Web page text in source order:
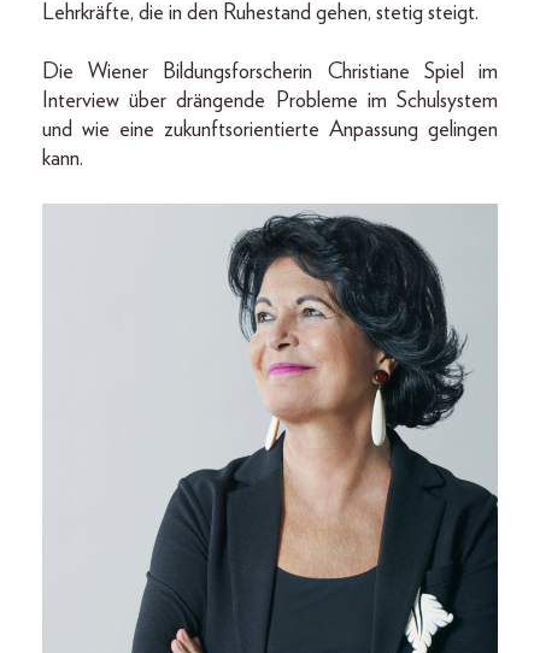
Lehrkräfte, die in den Ruhestand gehen, stetig steigt.
Die Wiener Bildungsforscherin Christiane Spiel im
Interview über drängende Probleme im Schulsystem
und wie eine zukunftsorientierte Anpassung gelingen
kann.